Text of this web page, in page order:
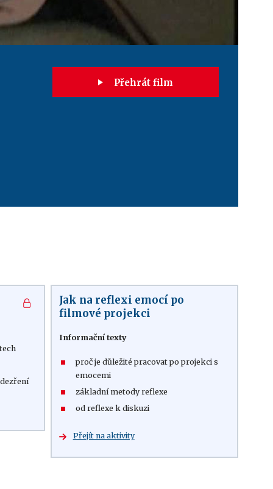
Přehrát film
Jak na reflexi emocí po
filmové projekci
Informační texty
proč je důležité pracovat po projekci s
emocemi
základní metody reflexe
od reflexe k diskuzi
Přejít na aktivity